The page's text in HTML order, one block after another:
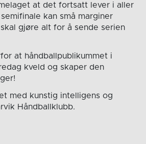
at det fortsatt lever i aller
kan små marginer
gjøre alt for å sende serien
at håndballpublikummet i
kveld og skaper den
med kunstig intelligens og
Håndballklubb.